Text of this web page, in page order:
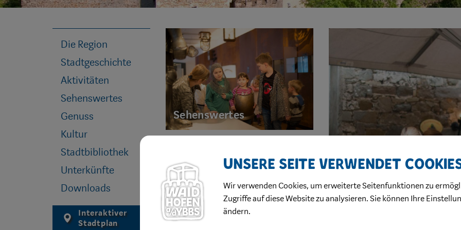
Sehenswertes
Die Region
Stadtgeschichte
Aktivitäten
Sehenswertes
Genuss
Kultur
Stadtbibliothek
Unterkünfte
Downloads
Interaktiver
Stadtplan
Unsere Seite verwendet
Wir verwenden Cookies, um erweiterte Seitenfunktionen zu
Zugriffe auf diese Website zu analysieren. Sie können Ihre
ändern.